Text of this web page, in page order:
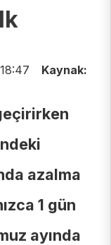
Kaynak:
azalma
1 gün
ayında